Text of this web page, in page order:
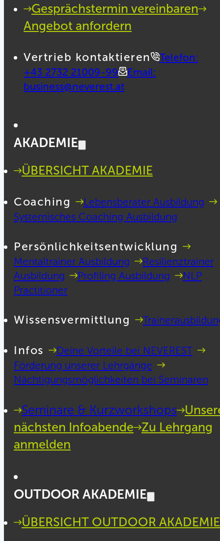
Gesprächstermin vereinbaren
Angebot anfordern
Vertrieb kontaktieren
Telefon:
+43 2732 21009-99
Email:
business@neverest.at
AKADEMIE
ÜBERSICHT AKADEMIE
Coaching
Lebensberater Ausbildung
Systemisches Coaching Ausbildung
Persönlichkeitsentwicklung
Mentaltrainer Ausbildung
Resilienztrainer
Ausbildung
Profiling Ausbildung
NLP
Practitioner
Wissensvermittlung
Infos
Deine Vorteile bei NEVEREST
Förderung unserer Lehrgänge
Nächtigungsmöglichkeiten bei Seminaren
Seminare & Kurzworkshops
nächsten Infoabende Zu Lehrgang
anmelden
OUTDOOR AKADEMIE
ÜBERSICHT OUTDOOR AKADEMIE